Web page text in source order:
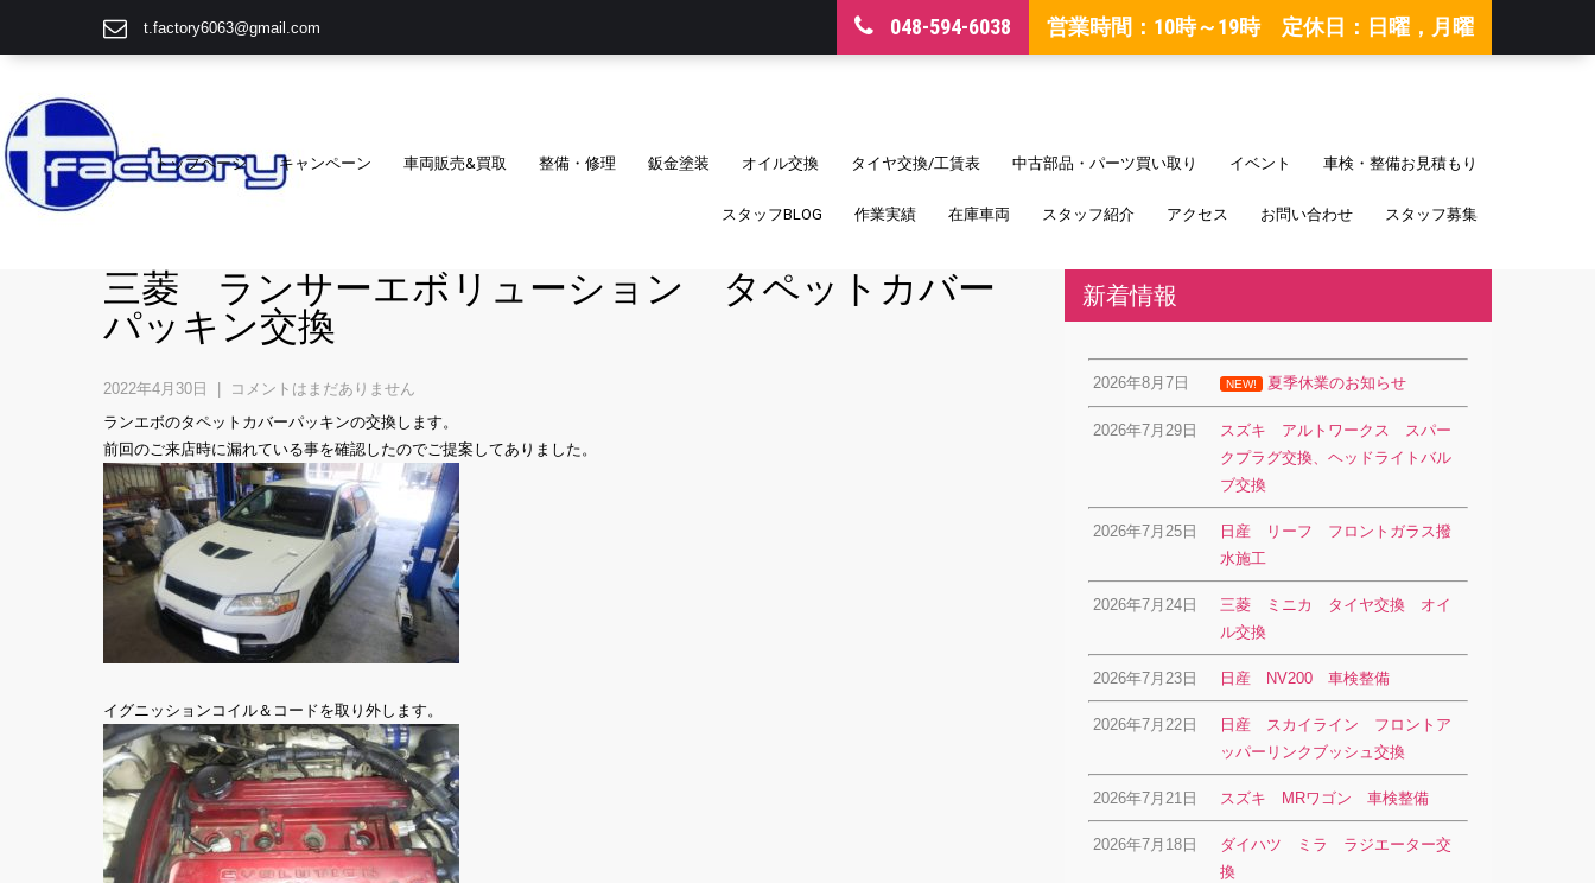
t.factory6063@gmail.com 048-594-6038 営業時間：10時～19時 定休日：日曜，月曜
トップページ キャンペーン 車両販売&買取 整備・修理 鈑金塗装 オイル交換 タイヤ交換/工賃表 中古部品・パーツ買い取り イベント 車検・整備お見積もり
スタッフBLOG 作業実績 在庫車両 スタッフ紹介 アクセス お問い合わせ スタッフ募集
三菱 ランサーエボリューション タペットカバー
パッキン交換
2022年4月30日
コメントはまだありません
ランエボのタペットカバーパッキンの交換します。
前回のご来店時に漏れている事を確認したのでご提案してありました。
イグニッションコイル＆コードを取り外します。
新着情報
2026年8月7日 NEW! 夏季休業のお知らせ
2026年7月29日
スズキ アルトワークス スパー
クプラグ交換、ヘッドライトバル
ブ交換
2026年7月25日
日産 リーフ フロントガラス撥
水施工
2026年7月24日
三菱 ミニカ タイヤ交換 オイ
ル交換
2026年7月23日 日産 NV200 車検整備
2026年7月22日
日産 スカイライン フロントア
ッパーリンクブッシュ交換
2026年7月21日 スズキ MRワゴン 車検整備
2026年7月18日
ダイハツ ミラ ラジエーター交
換